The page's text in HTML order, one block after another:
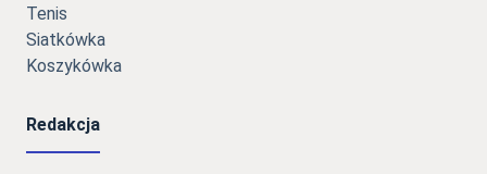
Tenis
Siatkówka
Koszykówka
Redakcja